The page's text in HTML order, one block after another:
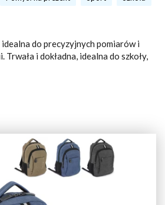
do precyzyjnych pomiarów i
i dokładna, idealna do szkoły,